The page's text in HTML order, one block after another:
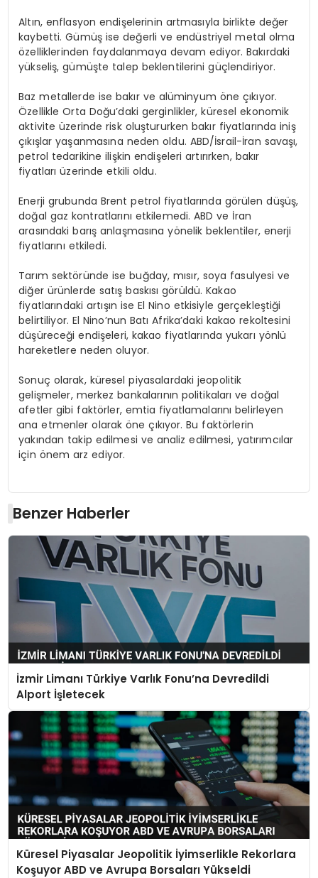
Altın, enflasyon endişelerinin artmasıyla birlikte değer
kaybetti. Gümüş ise değerli ve endüstriyel metal olma
özelliklerinden faydalanmaya devam ediyor. Bakırdaki
yükseliş, gümüşte talep beklentilerini güçlendiriyor.
Baz metallerde ise bakır ve alüminyum öne çıkıyor.
Özellikle Orta Doğu’daki gerginlikler, küresel ekonomik
aktivite üzerinde risk oluştururken bakır fiyatlarında iniş
çıkışlar yaşanmasına neden oldu. ABD/İsrail-İran savaşı,
petrol tedarikine ilişkin endişeleri artırırken, bakır
fiyatları üzerinde etkili oldu.
Enerji grubunda Brent petrol fiyatlarında görülen düşüş,
doğal gaz kontratlarını etkilemedi. ABD ve İran
arasındaki barış anlaşmasına yönelik beklentiler, enerji
fiyatlarını etkiledi.
Tarım sektöründe ise buğday, mısır, soya fasulyesi ve
diğer ürünlerde satış baskısı görüldü. Kakao
fiyatlarındaki artışın ise El Nino etkisiyle gerçekleştiği
belirtiliyor. El Nino’nun Batı Afrika’daki kakao rekoltesini
düşüreceği endişeleri, kakao fiyatlarında yukarı yönlü
hareketlere neden oluyor.
Sonuç olarak, küresel piyasalardaki jeopolitik
gelişmeler, merkez bankalarının politikaları ve doğal
afetler gibi faktörler, emtia fiyatlamalarını belirleyen
ana etmenler olarak öne çıkıyor. Bu faktörlerin
yakından takip edilmesi ve analiz edilmesi, yatırımcılar
için önem arz ediyor.
Benzer Haberler
İzmir Limanı Türkiye Varlık Fonu’na Devredildi
Alport İşletecek
Küresel Piyasalar Jeopolitik İyimserlikle Rekorlara
Koşuyor ABD ve Avrupa Borsaları Yükseldi